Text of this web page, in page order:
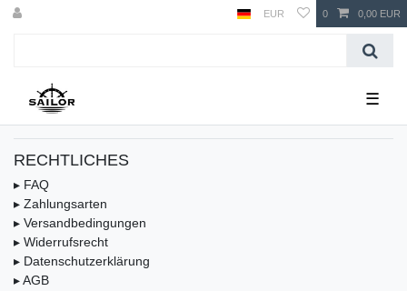
EUR 0 0,00 EUR
☰
RECHTLICHES
▸ FAQ
▸ Zahlungsarten
▸ Versandbedingungen
▸ Widerrufsrecht
▸ Datenschutzerklärung
▸ AGB